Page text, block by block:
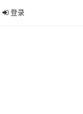
登录